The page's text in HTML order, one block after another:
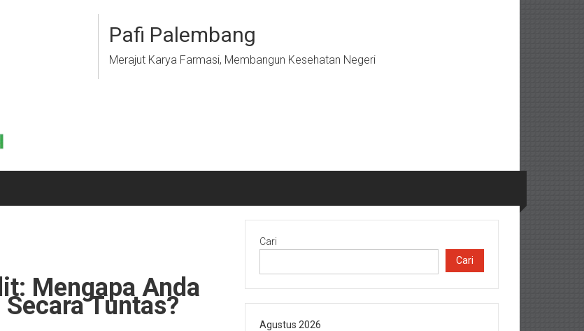
Pafi Palembang
Merajut Karya Farmasi, Membangun Kesehatan Negeri
Mengapa Anda
Tuntas?
Cari
Cari
Agustus 2026